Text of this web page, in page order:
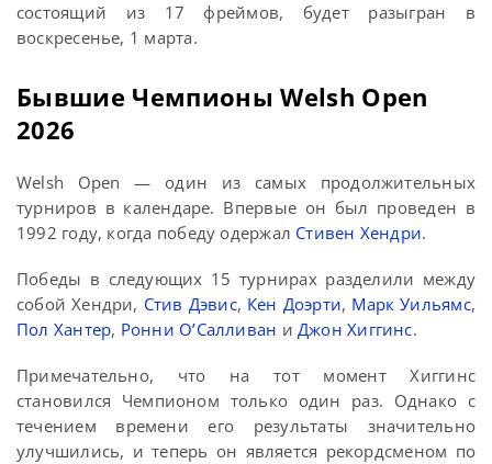
состоящий из 17 фреймов, будет разыгран в
воскресенье, 1 марта.
Бывшие Чемпионы Welsh Open
2026
Welsh Open — один из самых продолжительных
турниров в календаре. Впервые он был проведен в
1992 году, когда победу одержал Стивен Хендри.
Победы в следующих 15 турнирах разделили между
собой Хендри, Стив Дэвис, Кен Доэрти, Марк Уильямс,
Пол Хантер, Ронни О’Салливан и Джон Хиггинс.
Примечательно, что на тот момент Хиггинс
становился Чемпионом только один раз. Однако с
течением времени его результаты значительно
улучшились, и теперь он является рекордсменом по